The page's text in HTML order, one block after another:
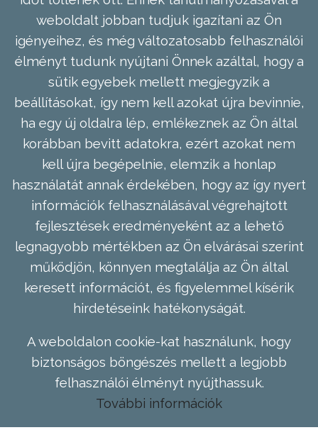
weboldalt jobban tudjuk igazítani az Ön
igényeihez, és még változatosabb felhasználói
élményt tudunk nyújtani Önnek azáltal, hogy a
sütik egyebek mellett megjegyzik a
beállításokat, így nem kell azokat újra bevinnie,
ha egy új oldalra lép, emlékeznek az Ön által
korábban bevitt adatokra, ezért azokat nem
kell újra begépelnie, elemzik a honlap
használatát annak érdekében, hogy az így nyert
információk felhasználásával végrehajtott
fejlesztések eredményeként az a lehető
legnagyobb mértékben az Ön elvárásai szerint
működjön, könnyen megtalálja az Ön által
keresett információt, és figyelemmel kísérik
hirdetéseink hatékonyságát.
A weboldalon cookie-kat használunk, hogy
biztonságos böngészés mellett a legjobb
felhasználói élményt nyújthassuk.
További információk